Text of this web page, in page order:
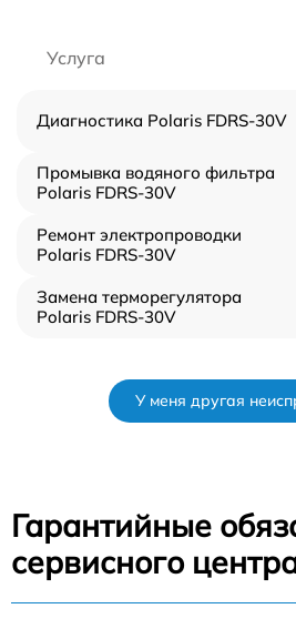
Услуга
Диагностика Polaris FDRS-30V
Промывка водяного фильтра
Polaris FDRS-30V
Ремонт электропроводки
Polaris FDRS-30V
Замена терморегулятора
Polaris FDRS-30V
У меня другая
Гарантийные
сервисного